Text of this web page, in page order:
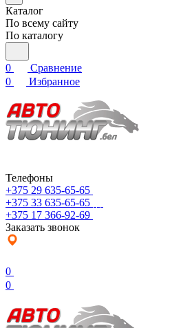
Каталог
По всему сайту
По каталогу
0
Сравнение
0
Избранное
Телефоны
+375 29 635-65-65
+375 33 635-65-65
+375 17 366-92-69
Заказать звонок
0
0